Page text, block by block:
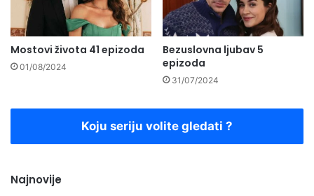
Mostovi života 41 epizoda
01/08/2024
Bezuslovna ljubav 5
epizoda
31/07/2024
Koju seriju volite gledati ?
Najnovije